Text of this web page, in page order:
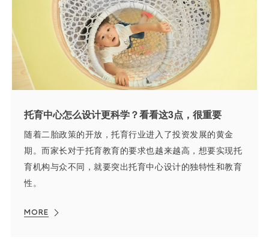
托育中心怎么设计更科学？看看这3点，很重要
随着二胎政策的开放，托育行业进入了投资发展的黄金
期。而家长对于托育教育的要求也越来越高，想要实现托
育机构与众不同，就要突出托育中心设计的独特性和教育
性。
MORE